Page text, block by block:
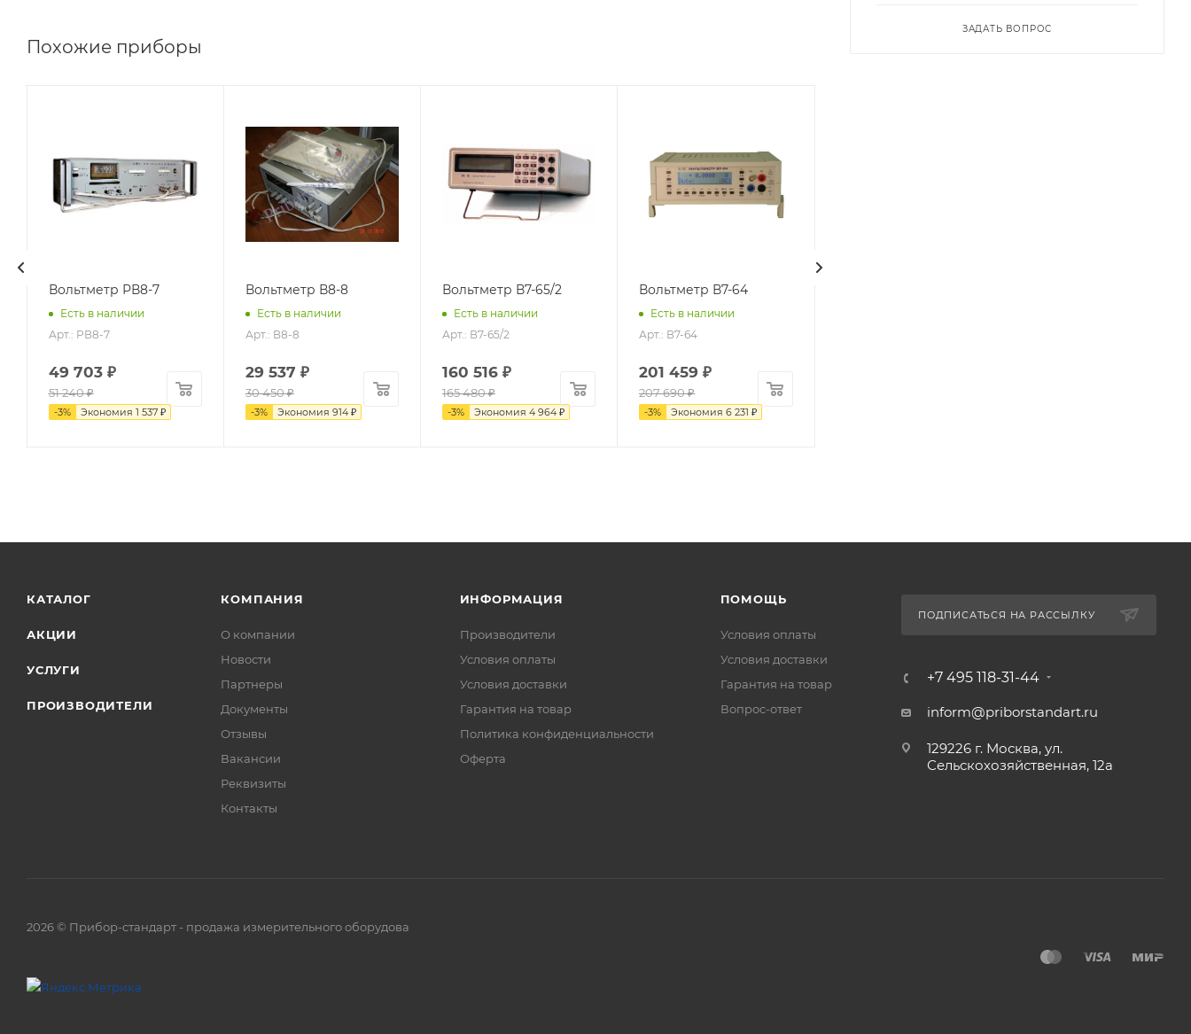
Похожие приборы
Вольтметр РВ8-7
Есть в наличии
Арт.: РВ8-7
49 703₽
51 240₽
-3% Экономия 1 537₽
Вольтметр В8-8
Есть в наличии
Арт.: В8-8
29 537 ₽
30 450₽
-3% Экономия 914₽
Вольтметр В7-65/2
Есть в наличии
Арт.: В7-65/2
160 516 ₽
165 480₽
-3% Экономия 4 964 ₽
Вольтметр В7-64
Есть в наличии
Арт.: В7-64
201 459 ₽
207 690₽
-3% Экономия 6 231 ₽
ЗАДАТЬ ВОПРОС
КАТАЛОГ
АКЦИИ
УСЛУГИ
ПРОИЗВОДИТЕЛИ
КОМПАНИЯ
О компании
Новости
Партнеры
Документы
Отзывы
Вакансии
Реквизиты
Контакты
ИНФОРМАЦИЯ
Производители
Условия оплаты
Условия доставки
Гарантия на товар
Политика конфиденциальности
Оферта
ПОМОЩЬ
Условия оплаты
Условия доставки
Гарантия на товар
Вопрос-ответ
ПОДПИСАТЬСЯ НА РАССЫЛКУ
+7 495 118-31-44
inform@priborstandart.ru
129226 г. Москва, ул.
Сельскохозяйственная, 12а
2026 © Прибор-стандарт - продажа измерительного оборудова